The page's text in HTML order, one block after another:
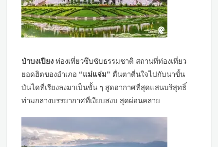
ป่าบงเปียง ท่องเที่ยวซึบซับธรรมชาติ สถานที่ท่องเที่ยว
ยอดฮิตของอำเภอ “แม่แจ่ม” ตื่นตาตื่นใจไปกับนาขั้น
บันไดที่เรียงลงมาเป็นขั้น ๆ สูดอากาศที่สุดแสนบริสุทธิ์
ท่ามกลางบรรยากาศที่เงียบสงบ สุดผ่อนคลาย